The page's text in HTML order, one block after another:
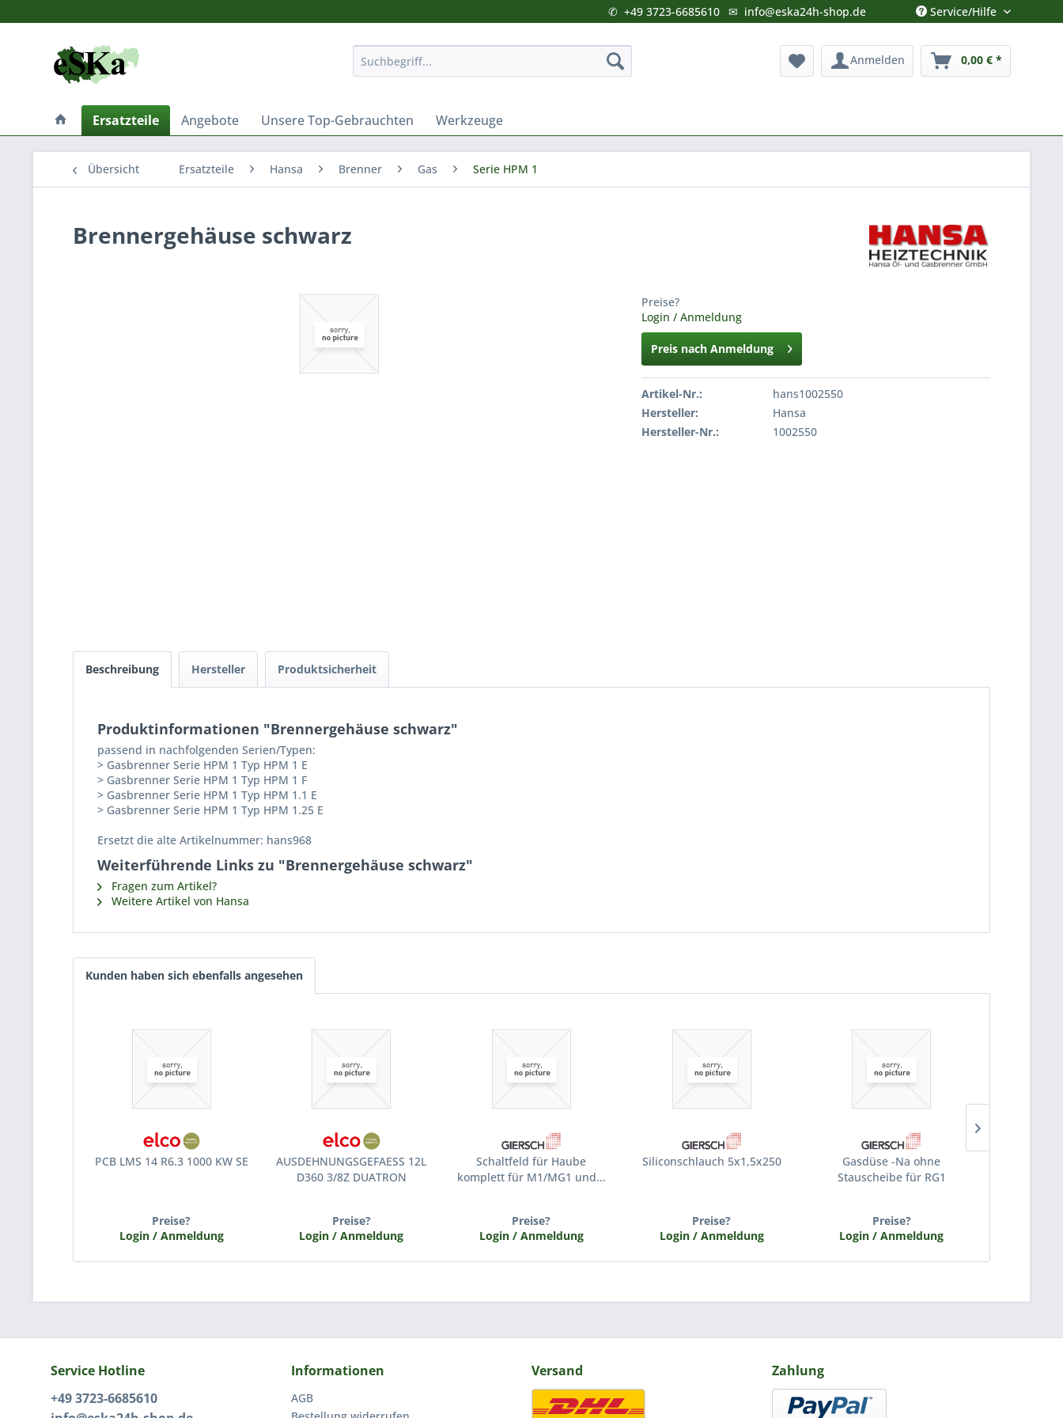
Service/Hilfe
✉ info@eska24h-shop.de
✆ +49 3723-6685610
Anmelden 0,00 € *
Ersatzteile Angebote Unsere Top-Gebrauchten Werkzeuge
Übersicht Ersatzteile Hansa Brenner Gas Serie HPM 1
Brennergehäuse schwarz
Preise?
Login / Anmeldung
Preis nach Anmeldung
Artikel-Nr.:
hans1002550
Hersteller:
Hansa
Hersteller-Nr.:
1002550
Beschreibung Hersteller Produktsicherheit
Produktinformationen "Brennergehäuse schwarz"
passend in nachfolgenden Serien/Typen:
> Gasbrenner Serie HPM 1 Typ HPM 1 E
> Gasbrenner Serie HPM 1 Typ HPM 1 F
> Gasbrenner Serie HPM 1 Typ HPM 1.1 E
> Gasbrenner Serie HPM 1 Typ HPM 1.25 E
Ersetzt die alte Artikelnummer: hans968
Weiterführende Links zu "Brennergehäuse schwarz"
Fragen zum Artikel?
Weitere Artikel von Hansa
Kunden haben sich ebenfalls angesehen
PCB LMS 14 R6.3 1000 KW SE
Preise?
Login / Anmeldung
AUSDEHNUNGSGEFAESS 12L
D360 3/8Z DUATRON
Preise?
Login / Anmeldung
Schaltfeld für Haube
komplett für M1/MG1 und...
Preise?
Login / Anmeldung
Siliconschlauch 5x1,5x250
Preise?
Login / Anmeldung
Gasdüse -Na ohne
Stauscheibe für RG1
Preise?
Login / Anmeldung
Service Hotline
+49 3723-6685610
Informationen
AGB
Versand Zahlung